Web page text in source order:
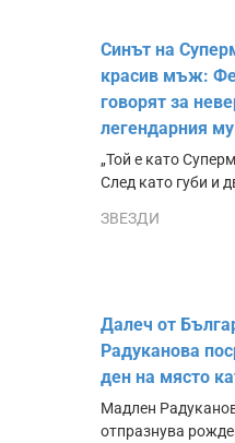
Синът на
красив мъж:
говорят за
легендарния
„Той е като
След като губи и
ЗВЕЗДИ
Далеч от
Радуканова
ден на място
Мадлен
отпразнува